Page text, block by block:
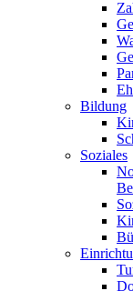
Bildung
Soziales